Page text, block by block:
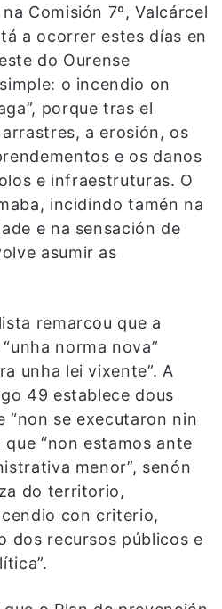
Comisión 7º, Valcárcel
a ocorrer estes días en
do Ourense
o incendio on
porque tras el
a erosión, os
e os danos
e infraestruturas. O
incidindo tamén na
e na sensación de
asumir as
remarcou que a
norma nova”
unha lei vixente”. A
49 establece dous
“non se executaron nin
“non estamos ante
menor”, senón
do territorio,
con criterio,
dos recursos públicos e